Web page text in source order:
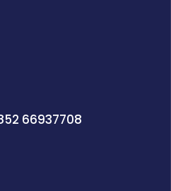
66937708